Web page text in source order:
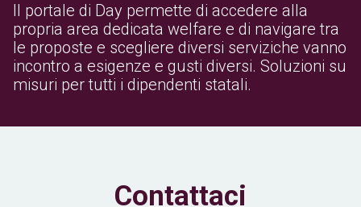
Il portale di Day permette di accedere alla
propria area dedicata welfare e di navigare tra
le proposte e scegliere diversi serviziche vanno
incontro a esigenze e gusti diversi. Soluzioni su
misuri per tutti i dipendenti statali.
Contattaci